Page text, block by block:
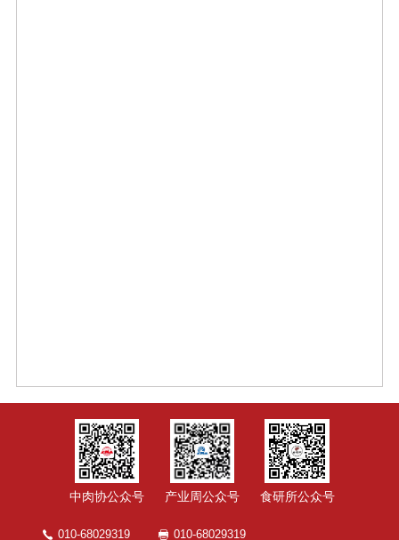
中肉协公众号 产业周公众号 食研所公众号
010-68029319 010-68029319